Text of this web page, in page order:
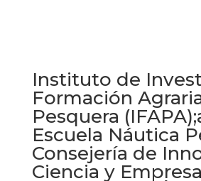
Instituto de
Formación
Pesquera
Escuela Náutica
Consejería de
Ciencia y